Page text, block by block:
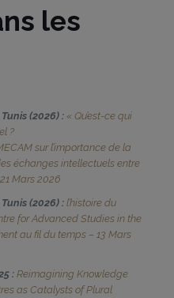
les
(2026) : « Qu’est-ce qui
?
sur l’importance de la
échanges intellectuels entre
Mars 2026
(2026) : l’histoire du
for Advanced Studies in the
au fil du temps – 13 Mars
: Reimagining Knowledge
as Catalysts of Plural